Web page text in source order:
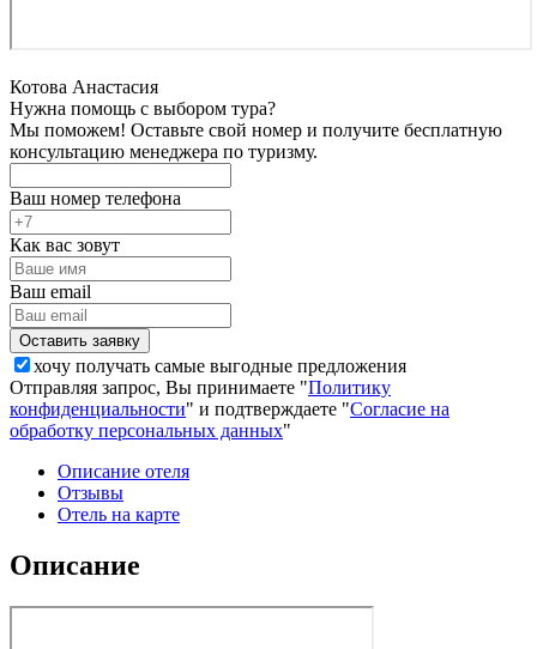
Котова Анастасия
Нужна помощь с выбором тура?
Мы поможем! Оставьте свой номер и получите бесплатную
консультацию менеджера по туризму.
Ваш номер телефона
Как вас зовут
Ваш email
хочу получать самые выгодные предложения
Отправляя запрос, Вы принимаете "Политику
конфиденциальности" и подтверждаете "Согласие на
обработку персональных данных"
Описание отеля
Отзывы
Отель на карте
Описание